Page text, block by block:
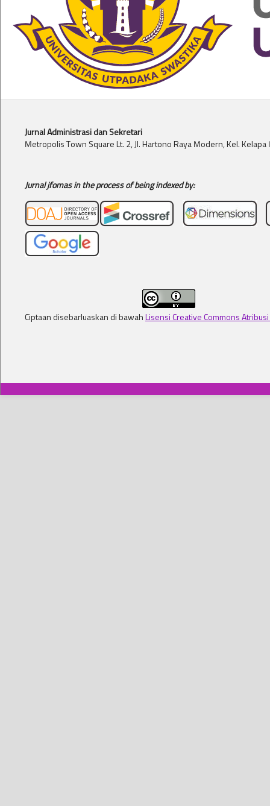
Jurnal Administrasi dan Sekretari
Metropolis Town Square Lt. 2, Jl. Hartono Raya Modern, Kel.
Jurnal jfomas in the process of being indexed by:
Ciptaan disebarluaskan di bawah Lisensi Creative Commons